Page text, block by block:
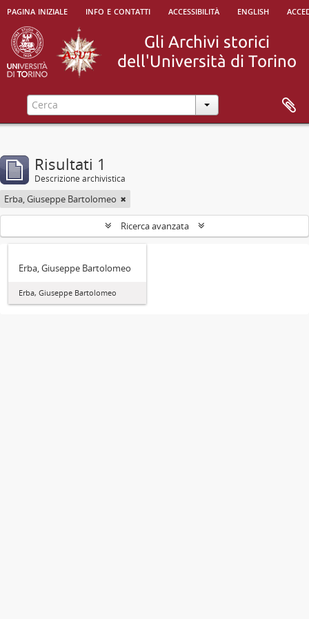
pagina iniziale info e contatti accessibilità english
Risultati 1
Descrizione archivistica
Erba, Giuseppe Bartolomeo
Ricerca avanzata
Erba, Giuseppe Bartolomeo
Erba, Giuseppe Bartolomeo